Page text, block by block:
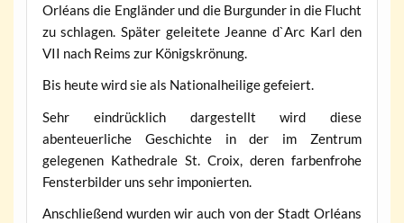
Orléans die Engländer und die Burgunder in die Flucht
zu schlagen. Später geleitete Jeanne d`Arc Karl den
VII nach Reims zur Königskrönung.
Bis heute wird sie als Nationalheilige gefeiert.
Sehr eindrücklich dargestellt wird diese
abenteuerliche Geschichte in der im Zentrum
gelegenen Kathedrale St. Croix, deren farbenfrohe
Fensterbilder uns sehr imponierten.
Anschließend wurden wir auch von der Stadt Orléans